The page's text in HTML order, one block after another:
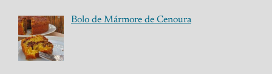
Bolo de Mármore de Cenoura